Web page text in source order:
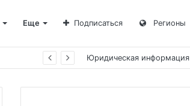
Еще Подписаться Регионы
Юридическая информация